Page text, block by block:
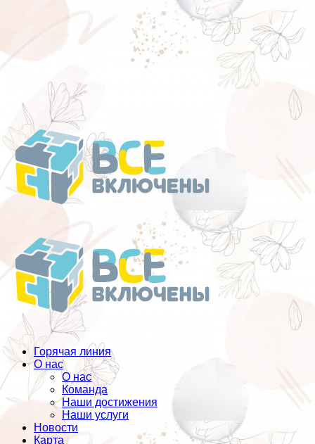
Перейти
к
содержанию
Горячая линия
О нас
О нас
Команда
Наши достижения
Наши услуги
Новости
Карта